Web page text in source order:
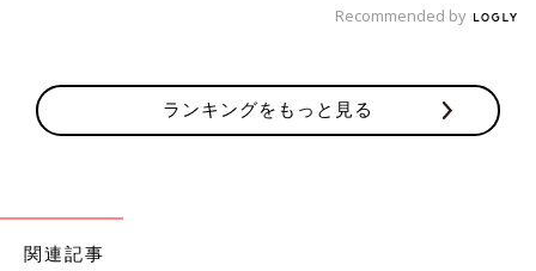
Recommended by
ランキングをもっと見る
関連記事